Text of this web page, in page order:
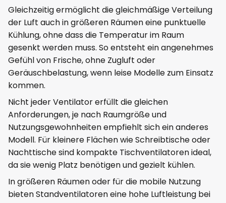
Gleichzeitig ermöglicht die gleichmäßige Verteilung
der Luft auch in größeren Räumen eine punktuelle
Kühlung, ohne dass die Temperatur im Raum
gesenkt werden muss. So entsteht ein angenehmes
Gefühl von Frische, ohne Zugluft oder
Geräuschbelastung, wenn leise Modelle zum Einsatz
kommen.
Nicht jeder Ventilator erfüllt die gleichen
Anforderungen, je nach Raumgröße und
Nutzungsgewohnheiten empfiehlt sich ein anderes
Modell. Für kleinere Flächen wie Schreibtische oder
Nachttische sind kompakte Tischventilatoren ideal,
da sie wenig Platz benötigen und gezielt kühlen.
In größeren Räumen oder für die mobile Nutzung
bieten Standventilatoren eine hohe Luftleistung bei